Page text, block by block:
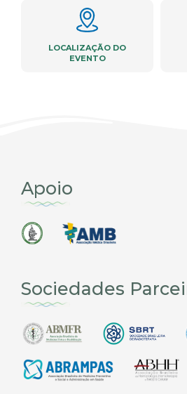
LOCALIZAÇÃO DO
EVENTO
Apoio
Sociedades